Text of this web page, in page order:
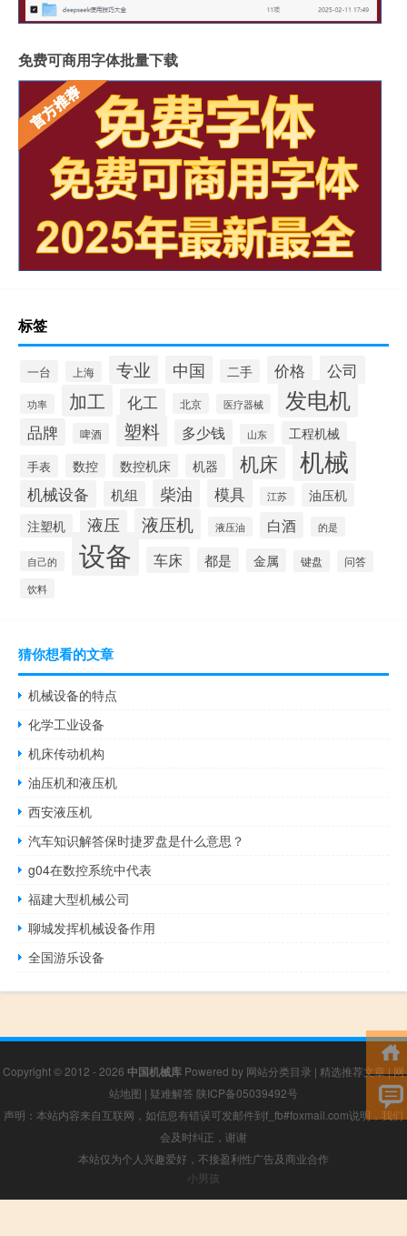
免费可商用字体批量下载
标签
一台 上海 专业 中国 二手 价格 公司
功率 加工 化工 北京 医疗器械 发电机
品牌 啤酒 塑料 多少钱 山东 工程机械
手表 数控 数控机床 机器 机床 机械
机械设备 机组 柴油 模具 江苏
油压机
注塑机
液压 液压机 液压油 白酒 的是
自己的 设备 车床 都是 金属 键盘 问答
饮料
猜你想看的文章
机械设备的特点
化学工业设备
机床传动机构
油压机和液压机
西安液压机
汽车知识解答保时捷罗盘是什么意思？
g04在数控系统中代表
福建大型机械公司
聊城发挥机械设备作用
全国游乐设备
Copyright © 2012 - 2026 中国机械库 Powered by 网站分类目录 | 精选推荐文章|网
站地图 | 疑难解答 陕ICP备05039492号
声明：本站内容来自互联网，如信息有错误可发邮件到f_fb#foxmail.com说明，我们
会及时纠正，谢谢
本站仅为个人兴趣爱好，不接盈利性广告及商业合作
小男孩